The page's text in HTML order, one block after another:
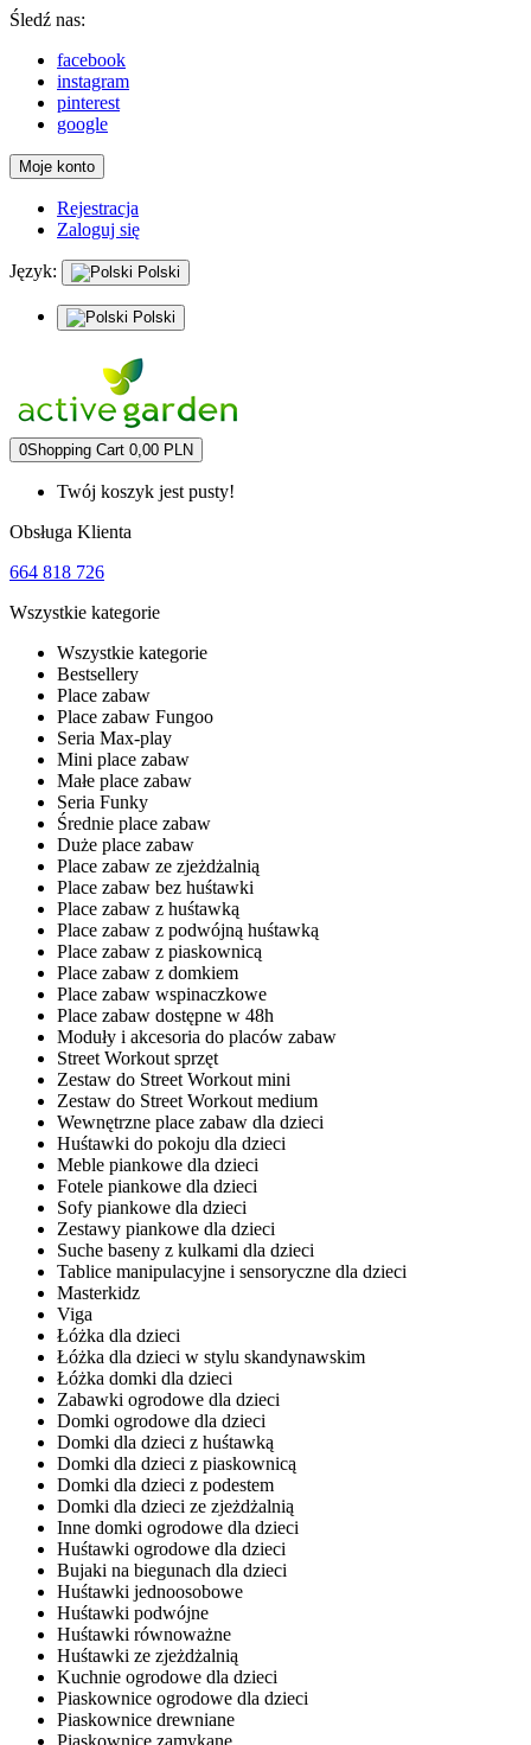
Śledź nas:
facebook
instagram
pinterest
google
Moje konto
Rejestracja
Zaloguj się
Język: Polski
Polski
0Shopping Cart 0,00 PLN
Twój koszyk jest pusty!
Obsługa Klienta
664 818 726
Wszystkie kategorie
Wszystkie kategorie
Bestsellery
Place zabaw
Place zabaw Fungoo
Seria Max-play
Mini place zabaw
Małe place zabaw
Seria Funky
Średnie place zabaw
Duże place zabaw
Place zabaw ze zjeżdżalnią
Place zabaw bez huśtawki
Place zabaw z huśtawką
Place zabaw z podwójną huśtawką
Place zabaw z piaskownicą
Place zabaw z domkiem
Place zabaw wspinaczkowe
Place zabaw dostępne w 48h
Moduły i akcesoria do placów zabaw
Street Workout sprzęt
Zestaw do Street Workout mini
Zestaw do Street Workout medium
Wewnętrzne place zabaw dla dzieci
Huśtawki do pokoju dla dzieci
Meble piankowe dla dzieci
Fotele piankowe dla dzieci
Sofy piankowe dla dzieci
Zestawy piankowe dla dzieci
Suche baseny z kulkami dla dzieci
Tablice manipulacyjne i sensoryczne dla dzieci
Masterkidz
Viga
Łóżka dla dzieci
Łóżka dla dzieci w stylu skandynawskim
Łóżka domki dla dzieci
Zabawki ogrodowe dla dzieci
Domki ogrodowe dla dzieci
Domki dla dzieci z huśtawką
Domki dla dzieci z piaskownicą
Domki dla dzieci z podestem
Domki dla dzieci ze zjeżdżalnią
Inne domki ogrodowe dla dzieci
Huśtawki ogrodowe dla dzieci
Bujaki na biegunach dla dzieci
Huśtawki jednoosobowe
Huśtawki podwójne
Huśtawki równoważne
Huśtawki ze zjeżdżalnią
Kuchnie ogrodowe dla dzieci
Piaskownice ogrodowe dla dzieci
Piaskownice drewniane
Piaskownice zamykane